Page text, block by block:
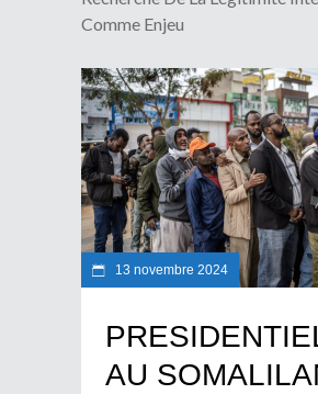
Comme Enjeu
13 novembre 2024
AU